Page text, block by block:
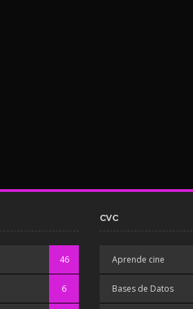
46
6
CVC
Aprende cine
Bases de Datos